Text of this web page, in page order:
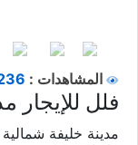
المشاهدات :
فلل للإيجار
مدينة خليفة